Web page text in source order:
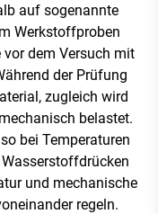
auf sogenannte
Werkstoffproben
dem Versuch mit
der Prüfung
zugleich wird
belastet.
bei Temperaturen
und mechanische
regeln.